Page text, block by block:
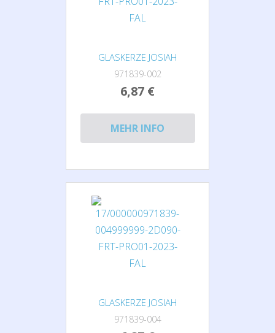
GLASKERZE JOSIAH
971839-002
6,87 €
MEHR INFO
GLASKERZE JOSIAH
971839-004